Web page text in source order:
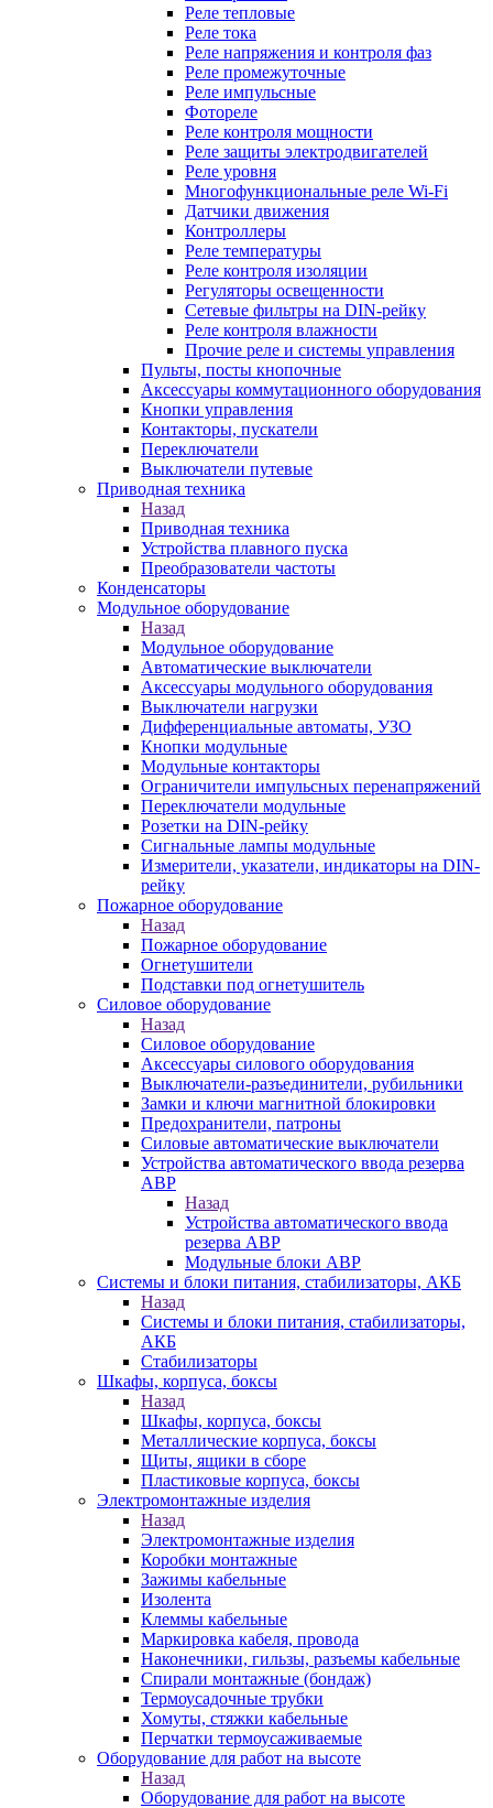
Реле тепловые
Реле тока
Реле напряжения и контроля фаз
Реле промежуточные
Реле импульсные
Фотореле
Реле контроля мощности
Реле защиты электродвигателей
Реле уровня
Многофункциональные реле Wi-Fi
Датчики движения
Контроллеры
Реле температуры
Реле контроля изоляции
Регуляторы освещенности
Сетевые фильтры на DIN-рейку
Реле контроля влажности
Прочие реле и системы управления
Пульты, посты кнопочные
Аксессуары коммутационного оборудования
Кнопки управления
Контакторы, пускатели
Переключатели
Выключатели путевые
Приводная техника
Назад
Приводная техника
Устройства плавного пуска
Преобразователи частоты
Конденсаторы
Модульное оборудование
Назад
Модульное оборудование
Автоматические выключатели
Аксессуары модульного оборудования
Выключатели нагрузки
Дифференциальные автоматы, УЗО
Кнопки модульные
Модульные контакторы
Ограничители импульсных перенапряжений
Переключатели модульные
Розетки на DIN-рейку
Сигнальные лампы модульные
Измерители, указатели, индикаторы на DIN-
рейку
Пожарное оборудование
Назад
Пожарное оборудование
Огнетушители
Подставки под огнетушитель
Силовое оборудование
Назад
Силовое оборудование
Аксессуары силового оборудования
Выключатели-разъединители, рубильники
Замки и ключи магнитной блокировки
Предохранители, патроны
Силовые автоматические выключатели
Устройства автоматического ввода резерва
АВР
Назад
Устройства автоматического ввода
резерва АВР
Модульные блоки АВР
Системы и блоки питания, стабилизаторы, АКБ
Назад
Системы и блоки питания, стабилизаторы,
АКБ
Стабилизаторы
Шкафы, корпуса, боксы
Назад
Шкафы, корпуса, боксы
Металлические корпуса, боксы
Щиты, ящики в сборе
Пластиковые корпуса, боксы
Электромонтажные изделия
Назад
Электромонтажные изделия
Коробки монтажные
Зажимы кабельные
Изолента
Клеммы кабельные
Маркировка кабеля, провода
Наконечники, гильзы, разъемы кабельные
Спирали монтажные (бондаж)
Термоусадочные трубки
Хомуты, стяжки кабельные
Перчатки термоусаживаемые
Оборудование для работ на высоте
Назад
Оборудование для работ на высоте